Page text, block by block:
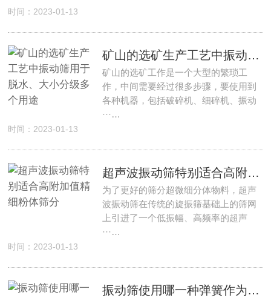
时间：2023-01-13
矿山的选矿生产工艺中振动筛用于脱水、大小分级多个用途
矿山的选矿工作是一个大型的繁琐工
作，中间需要经过很多步骤，要使用到
各种机器，包括破碎机、细碎机、振动
···…
时间：2023-01-13
超声波振动筛特别适合高附加值精细粉体筛分
为了更好的筛分超微细分体物料，超声
波振动筛在传统的旋振筛基础上的筛网
上引进了一个低振幅、高频率的超声
···…
时间：2023-01-13
振动筛使用哪一种弹簧作为减震弹簧好呢？